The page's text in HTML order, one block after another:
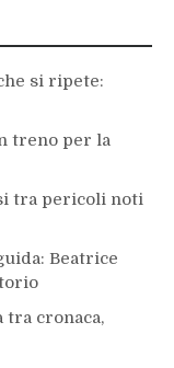
si ripete:
treno per la
tra pericoli noti
Beatrice
cronaca,